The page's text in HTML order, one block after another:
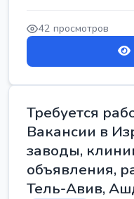
...
42 просмотров
Требуется
Вакансии в
заводы,
объявления,
Тель-Авив,